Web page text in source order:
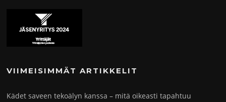
VIIMEISIMMÄT ARTIKKELIT
Kädet saveen tekoälyn kanssa – mitä oikeasti tapahtuu